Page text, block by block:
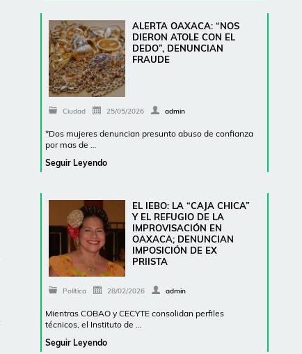
ALERTA OAXACA: “NOS
DIERON ATOLE CON EL
DEDO”, DENUNCIAN
FRAUDE
Ciudad 25/05/2026 admin
*Dos mujeres denuncian presunto abuso de confianza
por mas de …
Seguir Leyendo
EL IEBO: LA “CAJA CHICA”
Y EL REFUGIO DE LA
IMPROVISACIÓN EN
OAXACA; DENUNCIAN
IMPOSICIÓN DE EX
PRIISTA
Política 28/02/2026 admin
Mientras COBAO y CECYTE consolidan perfiles
técnicos, el Instituto de …
Seguir Leyendo